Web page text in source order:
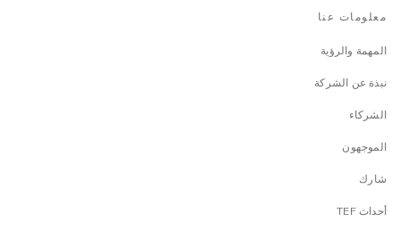
معلومات عنا
المهمة والرؤية
نبذة عن الشركة
الشركاء
الموجهون
شارك
أحداث TEF